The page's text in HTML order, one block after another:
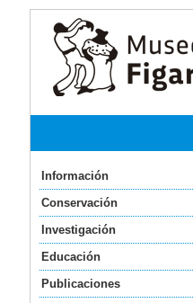
Información
Conservación
Investigación
Educación
Publicaciones